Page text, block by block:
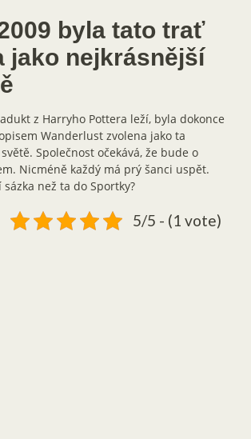
byla tato trať
jako nejkrásnější
z Harryho Pottera leží, byla dokonce
Wanderlust zvolena jako ta
Společnost očekává, že bude o
Nicméně každý má prý šanci uspět.
než ta do Sportky?
5/5 - (1 vote)